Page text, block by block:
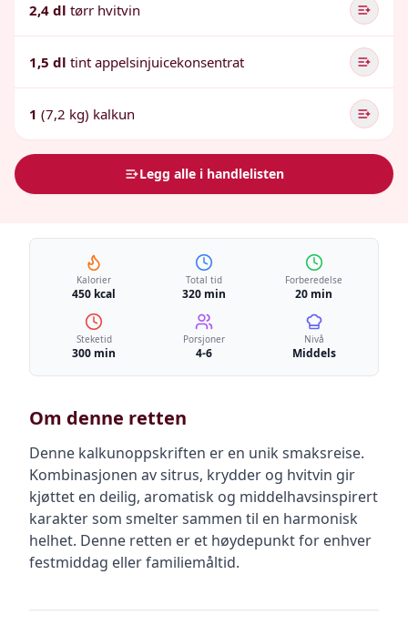
2,4 dl tørr hvitvin
1,5 dl tint appelsinjuicekonsentrat
1 (7,2 kg) kalkun
Legg alle i handlelisten
Kalorier
450 kcal
Total tid
320 min
Forberedelse
20 min
Steketid
300 min
Porsjoner
4-6
Nivå
Middels
Om denne retten
Denne kalkunoppskriften er en unik smaksreise.
Kombinasjonen av sitrus, krydder og hvitvin gir
kjøttet en deilig, aromatisk og middelhavsinspirert
karakter som smelter sammen til en harmonisk
helhet. Denne retten er et høydepunkt for enhver
festmiddag eller familiemåltid.